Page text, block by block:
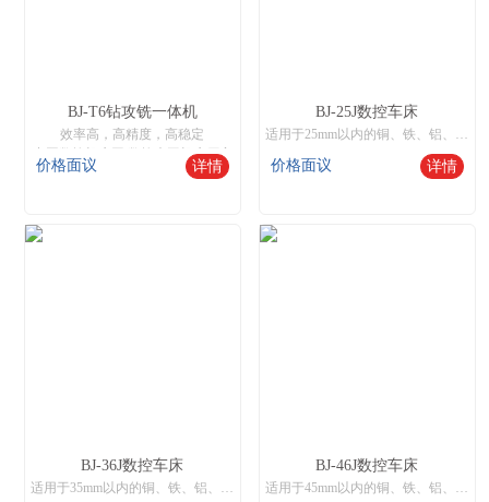
BJ-T6钻攻铣一体机
效率高，高精度，高稳定
中国数控机床网,数控木工机床厂家
价格面议 详情
BJ-25J数控车床
适用于25mm以内的铜、铁、铝、不绣钢棒料批量化生产，和50mm以内开料或锻打件粒料自动送料批量生产，也可装液压卡盘实现250mm以内零件单件或机械手送料生产。
价格面议 详情
BJ-36J数控车床
适用于35mm以内的铜、铁、铝、不绣钢棒料批量化生产，和50mm以内开料或锻打件粒料自动送料批量生产，也可装液压卡盘实现250mm以内零件单件或机械手送料生产。
BJ-46J数控车床
适用于45mm以内的铜、铁、铝、不绣钢棒料批量化生产，和60mm以内开料或锻打件粒料自动送料批量生产，也可装液压卡盘实现350mm以内零件单件或机械手送料生产。